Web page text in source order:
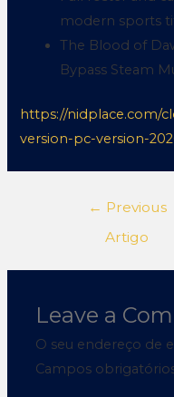
modern sports
The Blood of
Bypass Steam
https://nidplace.com/
version-pc-version-
← Previous
Artigo
Leave a
O seu endereço de
Campos